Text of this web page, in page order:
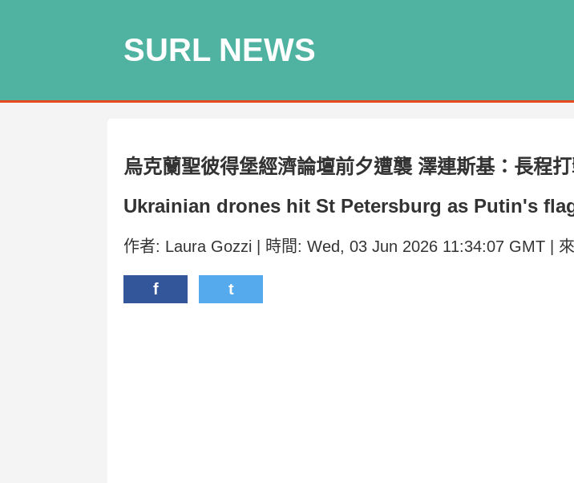
SURL NEWS
烏克蘭聖彼得堡經濟論壇前夕遭襲 澤連斯基：長程
Ukrainian drones hit St Petersburg as Putin's
作者: Laura Gozzi | 時間: Wed, 03 Jun 2026 11:34:07 GMT |
f t